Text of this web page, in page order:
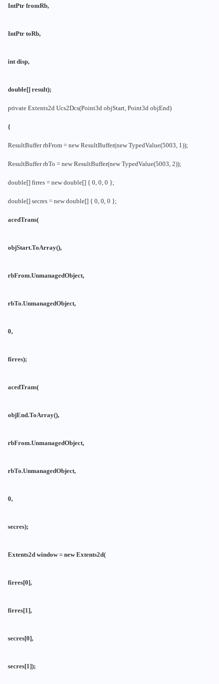
IntPtr fromRb,
IntPtr toRb,
int disp,
double[] result);
private Extents2d Ucs2Dcs(Point3d objStart, Point3d objEnd)
{
ResultBuffer rbFrom = new ResultBuffer(new TypedValue(5003, 1));
ResultBuffer rbTo = new ResultBuffer(new TypedValue(5003, 2));
double[] firres = new double[] { 0, 0, 0 };
double[] secres = new double[] { 0, 0, 0 };
acedTrans(
objStart.ToArray(),
rbFrom.UnmanagedObject,
rbTo.UnmanagedObject,
0,
firres);
acedTrans(
objEnd.ToArray(),
rbFrom.UnmanagedObject,
rbTo.UnmanagedObject,
0,
secres);
Extents2d window = new Extents2d(
firres[0],
firres[1],
secres[0],
secres[1]);